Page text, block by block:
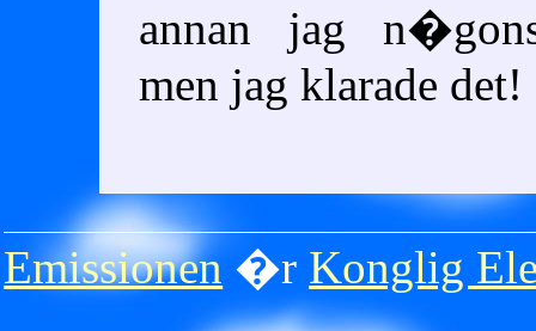
annan jag
men jag klarade det!
Emissionen �r Konglig